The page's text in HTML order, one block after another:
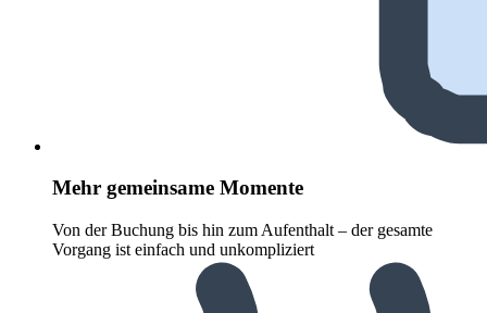
Mehr gemeinsame Momente
Von der Buchung bis hin zum Aufenthalt – der gesamte
Vorgang ist einfach und unkompliziert